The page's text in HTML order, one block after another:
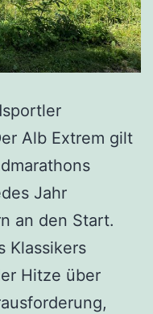
Alb Extrem gilt
Jahr
an den Start.
Klassikers
Hitze über